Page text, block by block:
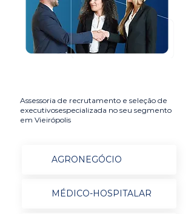
Assessoria de recrutamento e seleção de
executivosespecializada no seu segmento
em Vieirópolis
AGRONEGÓCIO
MÉDICO-HOSPITALAR